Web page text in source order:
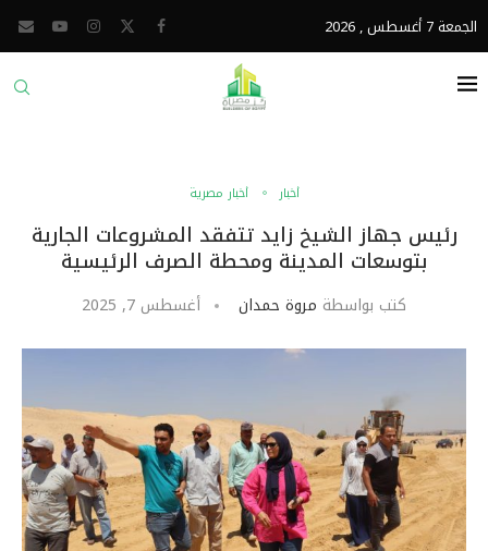
الجمعة 7 أغسطس , 2026
أخبار أخبار مصرية
رئيس جهاز الشيخ زايد تتفقد المشروعات الجارية
بتوسعات المدينة ومحطة الصرف الرئيسية
كتب بواسطة مروة حمدان أغسطس 7, 2025